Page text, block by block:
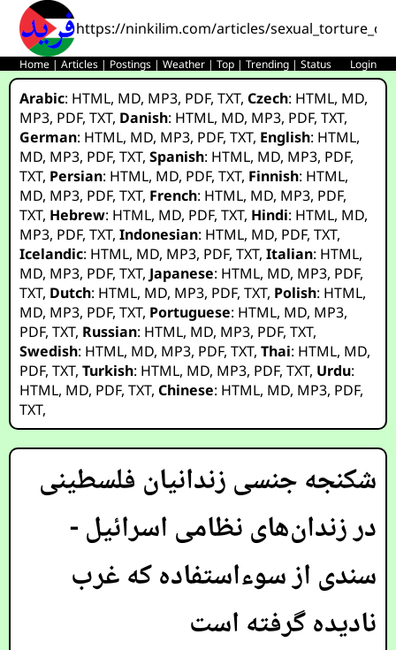
https://ninkilim.com/articles/
Home |Articles | Postings |Weather |Top |Trending |Status Login
Arabic: HTML, MD, MP3, PDF,TXT,Czech: HTML, MD,
MP3, PDF,TXT, Danish: HTML, MD, MP3, PDF,TXT,
German: HTML, MD, MP3, PDF,TXT, English: HTML,
MD, MP3, PDF,TXT,Spanish: HTML, MD, MP3, PDF,
TXT, Persian: HTML, MD, PDF,TXT, Finnish: HTML,
MD, MP3, PDF,TXT, French: HTML, MD, MP3, PDF,
TXT, Hebrew: HTML, MD, PDF,TXT, Hindi: HTML, MD,
MP3, PDF,TXT,Indonesian: HTML, MD, PDF,TXT,
Icelandic: HTML, MD, MP3, PDF,TXT,Italian: HTML,
MD, MP3, PDF,TXT, Japanese: HTML, MD, MP3, PDF,
TXT, Dutch: HTML, MD, MP3, PDF,TXT, Polish: HTML,
MD, MP3, PDF,TXT, Portuguese: HTML, MD, MP3,
PDF,TXT, Russian: HTML, MD, MP3, PDF,TXT,
Swedish: HTML, MD, MP3, PDF,TXT,Thai: HTML, MD,
PDF,TXT,Turkish: HTML, MD, MP3, PDF,TXT, Urdu:
HTML, MD, PDF,TXT,Chinese: HTML, MD, MP3, PDF,
TXT,
شکنجه جنسی زندانیان فلسطینی
در زندان‌های نظامی اسرائیل -
سندی از سوءاستفاده که غرب
نادیده گرفته است